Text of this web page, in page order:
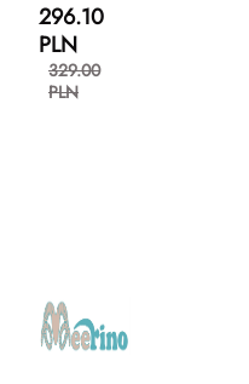
296.10
PLN
329.00
PLN